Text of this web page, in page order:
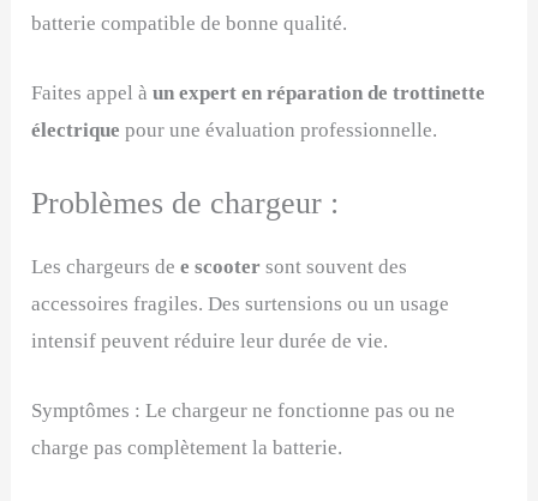
batterie compatible de bonne qualité.
Faites appel àun expert en réparation de trottinette
électrique pour une évaluation professionnelle.
Problèmes de chargeur :
Les chargeurs dee scooter sont souvent des
accessoires fragiles. Des surtensions ou un usage
intensif peuvent réduire leur durée de vie.
Symptômes : Le chargeur ne fonctionne pas ou ne
charge pas complètement la batterie.